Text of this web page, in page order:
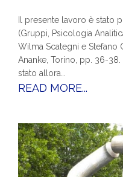
Il presente lavoro è stato
(Gruppi, Psicologia
Wilma Scategni e Stefano
Ananke, Torino, pp. 36-
stato allora…
READ MORE...